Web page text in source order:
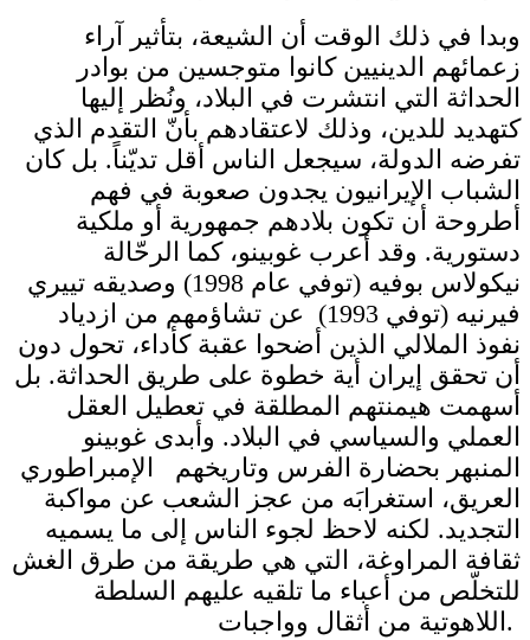
وبدا في ذلك الوقت أن الشيعة، بتأثير آراء
زعمائهم الدينيين كانوا متوجسين من بوادر
الحداثة التي انتشرت في البلاد، ونُظر إليها
كتهديد للدين، وذلك لاعتقادهم بأنّ التقدم الذي
تفرضه الدولة، سيجعل الناس أقل تديّناً. بل كان
الشباب الإيرانيون يجدون صعوبة في فهم
أطروحة أن تكون بلادهم جمهورية أو ملكية
دستورية. وقد أعرب غوبينو، كما الرحّالة
نيكولاس بوفيه (توفي عام 1998) وصديقه تييري
فيرنيه (توفي 1993) عن تشاؤمهم من ازدياد
نفوذ الملالي الذين أضحوا عقبة كأداء، تحول دون
أن تحقق إيران أية خطوة على طريق الحداثة. بل
أسهمت هيمنتهم المطلقة في تعطيل العقل
العملي والسياسي في البلاد. وأبدى غوبينو
المنبهر بحضارة الفرس وتاريخهم الإمبراطوري
العريق، استغرابَه من عجز الشعب عن مواكبة
التجديد. لكنه لاحظ لجوء الناس إلى ما يسميه
ثقافة المراوغة، التي هي طريقة من طرق الغش
للتخلّص من أعباء ما تلقيه عليهم السلطة
اللاهوتية من أثقال وواجبات.